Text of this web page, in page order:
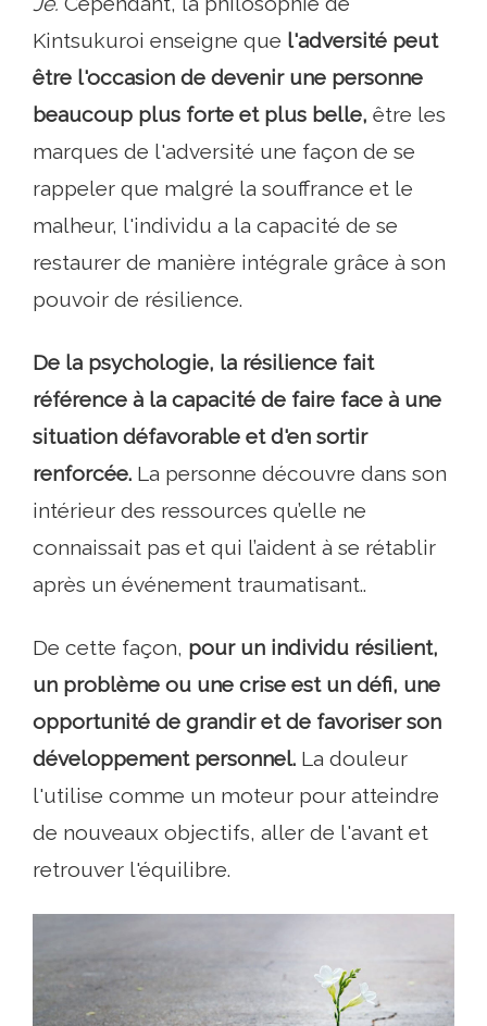
Kintsukuroi enseigne que l'adversité peut
être l'occasion de devenir une personne
beaucoup plus forte et plus belle, être les
marques de l'adversité une façon de se
rappeler que malgré la souffrance et le
malheur, l'individu a la capacité de se
restaurer de manière intégrale grâce à son
pouvoir de résilience.
De la psychologie, la résilience fait
référence à la capacité de faire face à une
situation défavorable et d'en sortir
renforcée. La personne découvre dans son
intérieur des ressources qu’elle ne
connaissait pas et qui l’aident à se rétablir
après un événement traumatisant..
De cette façon, pour un individu résilient,
un problème ou une crise est un défi, une
opportunité de grandir et de favoriser son
développement personnel. La douleur
l'utilise comme un moteur pour atteindre
de nouveaux objectifs, aller de l'avant et
retrouver l'équilibre.